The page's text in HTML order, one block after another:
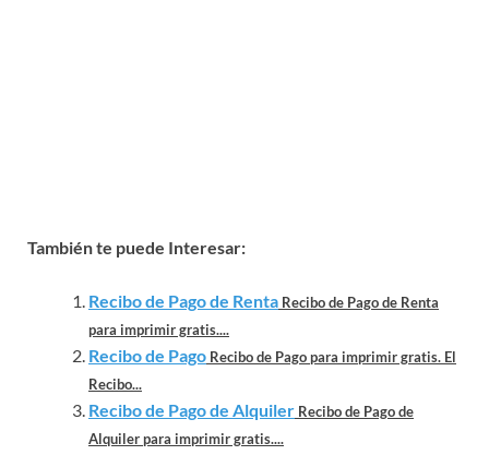
También te puede Interesar:
Recibo de Pago de Renta Recibo de Pago de Renta
para imprimir gratis....
Recibo de Pago Recibo de Pago para imprimir gratis. El
Recibo...
Recibo de Pago de Alquiler Recibo de Pago de
Alquiler para imprimir gratis....